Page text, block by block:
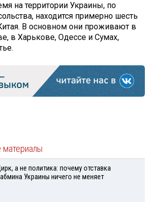
на территории Украины, по
находится примерно шесть
В основном они проживают в
в Харькове, Одессе и Сумах,
а не политика: почему отставка
Украины ничего не меняет